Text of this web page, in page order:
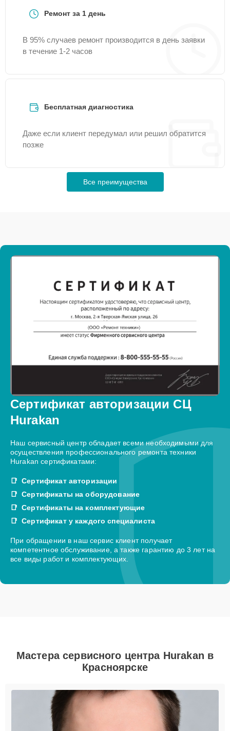
Ремонт за 1 день
В 95% случаев ремонт производится в день заявки
в течение 1-2 часов
Бесплатная диагностика
Даже если клиент передумал или решил обратится
позже
Все преимущества
Сертификат авторизации СЦ
Hurakan
Наш сервисный центр обладает всеми необходимыми для
осуществления профессионального ремонта техники
Hurakan сертификатами:
Сертификат авторизации
Сертификаты на оборудование
Сертификаты на комплектующие
Сертификат у каждого специалиста
При обращении в наш сервис клиент получает
компетентное обслуживание, а также гарантию до 3 лет на
все виды работ и комплектующих.
Мастера сервисного центра Hurakan в
Красноярске